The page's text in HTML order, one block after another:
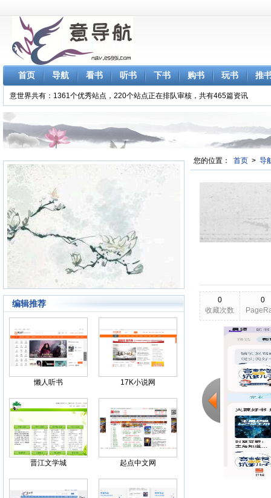
首页 导航 看书 听书 下书 购书 玩书 推
意世界共有：1361个优秀站点，220个站点正在排队审核，共有465篇资讯
编辑推荐
懒人听书 17K小说网
晋江文学城 起点中文网
您的位置： 首页 > 导
0
收藏次数
0
2026-03-22